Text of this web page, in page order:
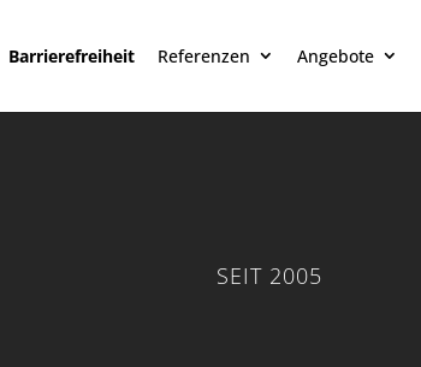
Barrierefreiheit Referenzen Angebote
SEIT 2005